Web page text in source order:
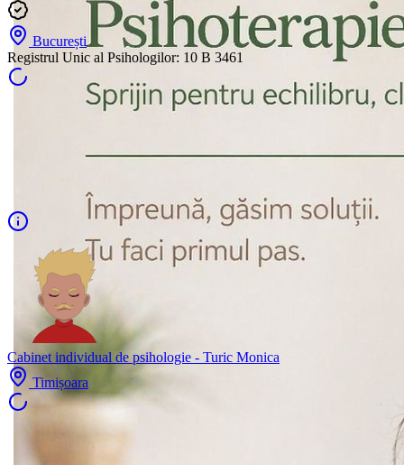
București
Registrul Unic al Psihologilor: 10 B 3461
Cabinet individual de psihologie - Turic Monica
Timișoara